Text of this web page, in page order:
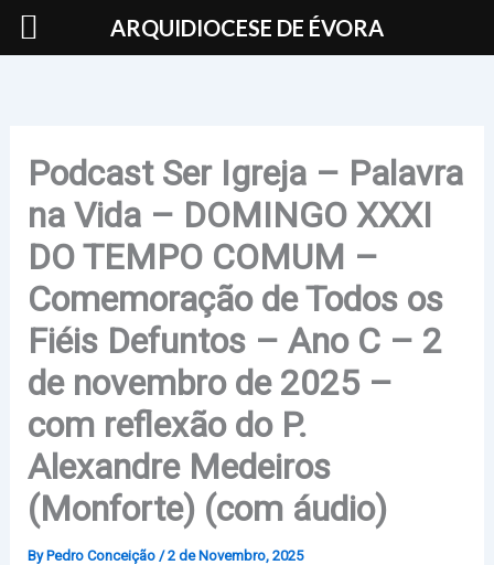
Skip
Podcast Ser Igreja – Palavra
na Vida – DOMINGO XXXI
DO TEMPO COMUM –
Comemoração de Todos os
Fiéis Defuntos – Ano C – 2
de novembro de 2025 –
com reflexão do P.
Alexandre Medeiros
(Monforte) (com áudio)
By Pedro Conceição /2 de Novembro, 2025
ARQUIDIOCESE DE ÉVORA